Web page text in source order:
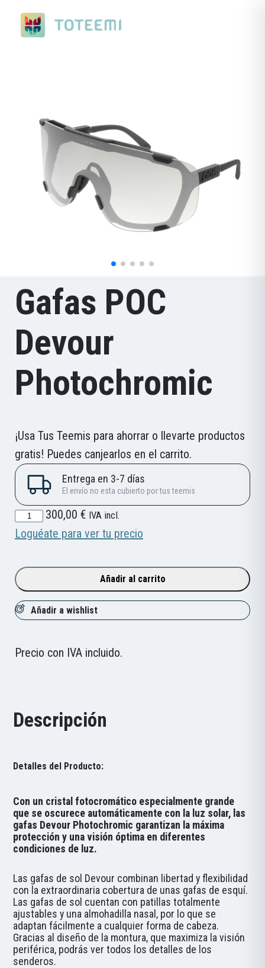
Gafas POC
Devour
Photochromic
¡Usa Tus Teemis para ahorrar o llevarte productos
gratis! Puedes canjearlos en el carrito.
Gafas
POC
Photochromic
cantidad
300,00€ IVA incl.
Loguéate para ver tu precio
Añadir al carrito
Añadir a wishlist
Precio con IVA incluido.
Descripción
Detalles del Producto:
Con un cristal fotocromático especialmente grande
que se oscurece automáticamente con la luz solar, las
gafas Devour Photochromic garantizan la máxima
protección y una visión óptima en diferentes
condiciones de luz.
Las gafas de sol Devour combinan libertad y flexibilidad
con la extraordinaria cobertura de unas gafas de esquí.
Las gafas de sol cuentan con patillas totalmente
ajustables y una almohadilla nasal, por lo que se
adaptan fácilmente a cualquier forma de cabeza.
Gracias al diseño de la montura, que maximiza la visión
periférica, podrás ver todos los detalles de los
senderos.